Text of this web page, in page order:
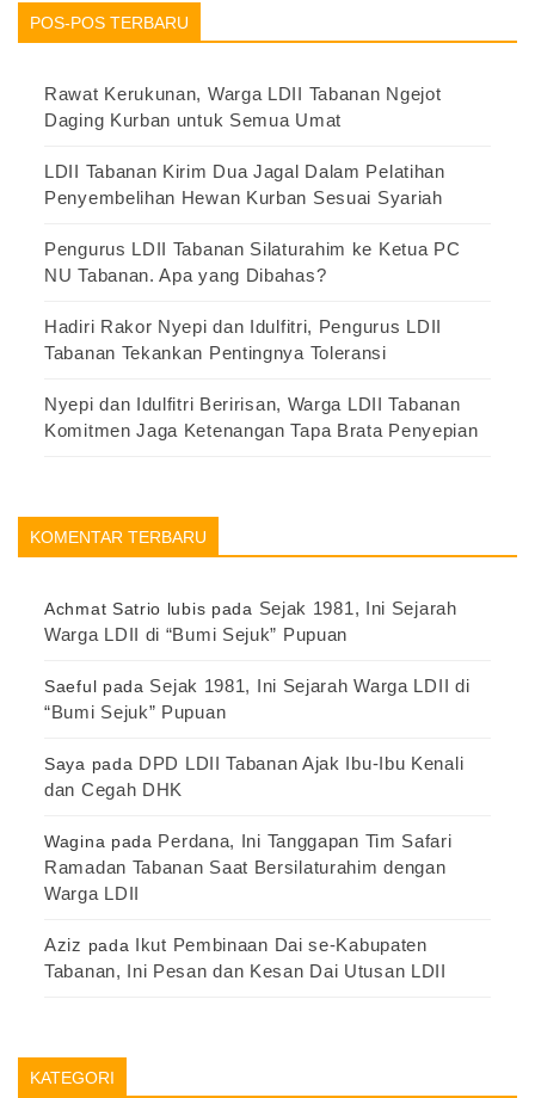
POS-POS TERBARU
Rawat Kerukunan, Warga LDII Tabanan Ngejot
Daging Kurban untuk Semua Umat
LDII Tabanan Kirim Dua Jagal Dalam Pelatihan
Penyembelihan Hewan Kurban Sesuai Syariah
Pengurus LDII Tabanan Silaturahim ke Ketua PC
NU Tabanan. Apa yang Dibahas?
Hadiri Rakor Nyepi dan Idulfitri, Pengurus LDII
Tabanan Tekankan Pentingnya Toleransi
Nyepi dan Idulfitri Beririsan, Warga LDII Tabanan
Komitmen Jaga Ketenangan Tapa Brata Penyepian
KOMENTAR TERBARU
Achmat Satrio lubis pada Sejak 1981, Ini Sejarah
Warga LDII di “Bumi Sejuk” Pupuan
Saeful pada Sejak 1981, Ini Sejarah Warga LDII di
“Bumi Sejuk” Pupuan
Saya pada DPD LDII Tabanan Ajak Ibu-Ibu Kenali
dan Cegah DHK
Wagina pada Perdana, Ini Tanggapan Tim Safari
Ramadan Tabanan Saat Bersilaturahim dengan
Warga LDII
Aziz pada Ikut Pembinaan Dai se-Kabupaten
Tabanan, Ini Pesan dan Kesan Dai Utusan LDII
KATEGORI